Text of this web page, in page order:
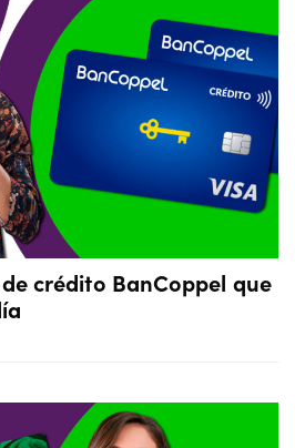
crédito BanCoppel que